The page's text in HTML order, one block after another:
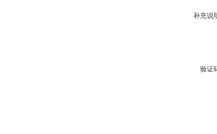
补充说
验证